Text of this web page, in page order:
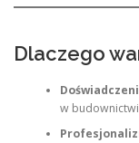
Dlaczego
w